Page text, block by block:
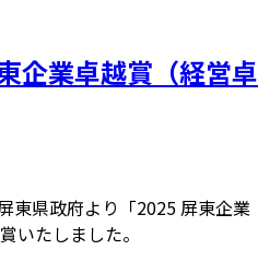
企業卓越賞（経営卓
東県政府より「2025 屏東企業
いたしました。